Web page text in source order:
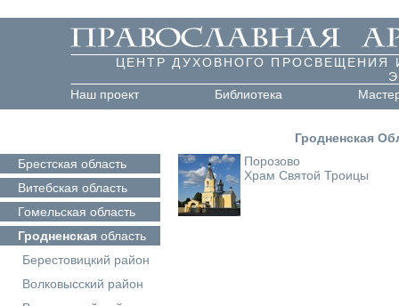
ЦЕНТР ДУХОВНОГО ПРОСВЕЩЕНИЯ
Наш проект
Библиотека
Гродненская
Брестская область
Витебская область
Гомельская область
Гродненская область
Берестовицкий район
Волковысский район
Порозово
Храм Святой Троицы